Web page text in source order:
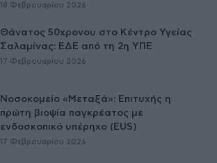
18 Φεβρουαρίου 2026
Θάνατος 50χρονου στο Κέντρο Υγείας
Σαλαμίνας: ΕΔΕ από τη 2η ΥΠΕ
17 Φεβρουαρίου 2026
Νοσοκομείο «Μεταξά»: Επιτυχής η
πρώτη βιοψία παγκρέατος με
ενδοσκοπικό υπέρηχο (EUS)
17 Φεβρουαρίου 2026